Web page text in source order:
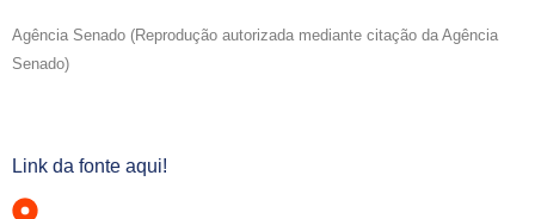
Agência Senado (Reprodução autorizada mediante citação da Agência
Senado)
Link da fonte aqui!